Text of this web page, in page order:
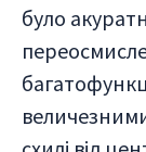
було